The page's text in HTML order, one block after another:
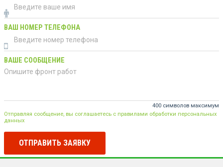
ВАШ НОМЕР ТЕЛЕФОНА
ВАШЕ СООБЩЕНИЕ
400 символов максимум
Отправляя сообщение, вы соглашаетесь с правилами обработки персональных
данных
ОТПРАВИТЬ ЗАЯВКУ